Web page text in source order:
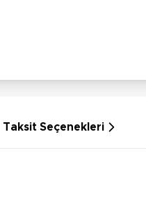
Bebek Araç Gereçleri
Taksit Seçenekleri